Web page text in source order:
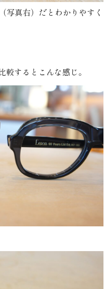
真右）だとわかりやすく
するとこんな感じ。